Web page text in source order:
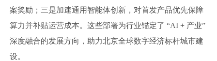
案奖励；三是加速通用智能体创新，对首发产品优先保障
算力并补贴运营成本。这些部署为行业锚定了 “AI + 产业”
深度融合的发展方向，助力北京全球数字经济标杆城市建
设。